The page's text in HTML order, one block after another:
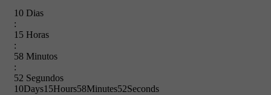
10 Dias
:
1 5 Horas
:
58 Minutos
:
51 Segundos
10Days15Hours58Minutes51Seconds